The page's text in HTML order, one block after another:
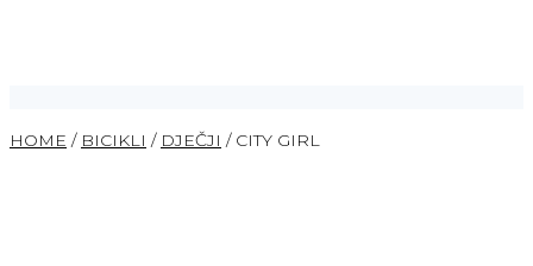
HOME / BICIKLI / DJEČJI / CITY GIRL